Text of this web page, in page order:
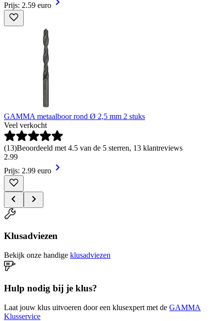
Prijs: 2.59 euro
GAMMA metaalboor rond Ø 2,5 mm 2 stuks
Veel verkocht
(13)Beoordeeld met 4.5 van de 5 sterren, 13 klantreviews
2.99
Prijs: 2.99 euro
Klusadviezen
Bekijk onze handige klusadviezen
Hulp nodig bij je klus?
Laat jouw klus uitvoeren door een klusexpert met de GAMMA
Klusservice